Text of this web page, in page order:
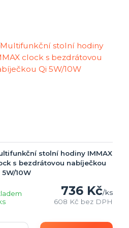
stolní hodiny IMMAX
s bezdrátovou nabíječkou
5W/10W
736 Kč/ks
608 Kč bez DPH